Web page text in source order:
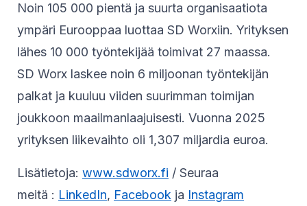
Noin 105 000 pientä ja suurta organisaatiota
ympäri Eurooppaa luottaa SD Worxiin. Yrityksen
lähes 10 000 työntekijää toimivat 27 maassa.
SD Worx laskee noin 6 miljoonan työntekijän
palkat ja kuuluu viiden suurimman toimijan
joukkoon maailmanlaajuisesti. Vuonna 2025
yrityksen liikevaihto oli 1,307 miljardia euroa.
Lisätietoja: www.sdworx.fi / Seuraa
meitä : LinkedIn, Facebook ja Instagram